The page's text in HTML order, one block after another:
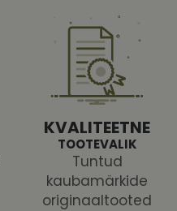
KVALITEETNE
TOOTEVALIK
Tuntud
kaubamärkide
originaaltooted
shipping_country
Nimi
Nimi